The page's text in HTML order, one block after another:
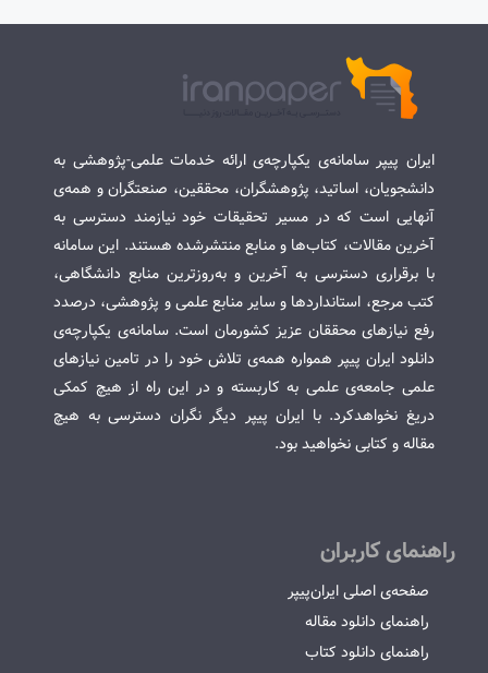
ایران پیپر سامانه‌ی یکپارچه‌ی ارائه خدمات علمی-پژوهشی به
دانشجویان، اساتید، پژوهشگران، محققین، صنعتگران و همه‌ی
آنهایی است که در مسیر تحقیقات خود نیازمند دسترسی به
آخرین مقالات، کتاب‌ها و منابع منتشرشده هستند. این سامانه
با برقراری دسترسی به آخرین و به‌روزترین منابع دانشگاهی،
کتب مرجع، استانداردها و سایر منابع علمی و پژوهشی، درصدد
رفع نیازهای محققان عزیز کشورمان است. سامانه‌ی یکپارچه‌ی
دانلود ایران پیپر همواره همه‌ی تلاش خود را در تامین نیازهای
علمی جامعه‌ی علمی به کاربسته و در این راه از هیچ کمکی
دریغ نخواهدکرد. با ایران پیپر دیگر نگران دسترسی به هیچ
مقاله و کتابی نخواهید بود.
راهنمای کاربران
صفحه‌ی اصلی ایران‌پیپر
راهنمای دانلود مقاله
راهنمای دانلود کتاب